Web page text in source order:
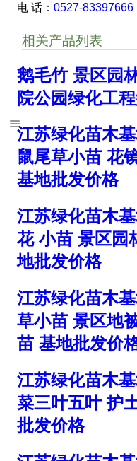
电 话： 0527-83397666
相关产品列表
鹅毛竹 景区园
院公园绿化工
江苏绿化苗木
鼠尾草小苗 花
基地批发价格
江苏绿化苗木
花 小苗 景区园
地批发价格
江苏绿化苗木
草小苗 景区地
苗 基地批发价
江苏绿化苗木
菜三叶五叶 护
批发价格